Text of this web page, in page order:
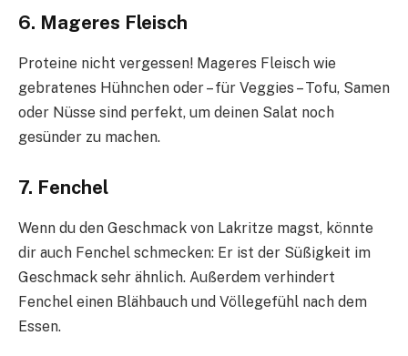
6. Mageres Fleisch
Proteine nicht vergessen! Mageres Fleisch wie
gebratenes Hühnchen oder – für Veggies – Tofu, Samen
oder Nüsse sind perfekt, um deinen Salat noch
gesünder zu machen.
7. Fenchel
Wenn du den Geschmack von Lakritze magst, könnte
dir auch Fenchel schmecken: Er ist der Süßigkeit im
Geschmack sehr ähnlich. Außerdem verhindert
Fenchel einen Blähbauch und Völlegefühl nach dem
Essen.